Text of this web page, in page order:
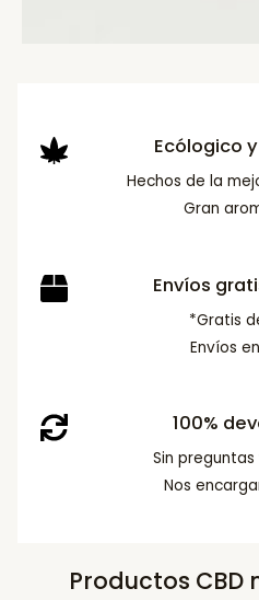
Ecólogico
Hechos de la
Gran
Envíos
*Gratis
Envíos
100%
Sin
Nos
Productos CBD